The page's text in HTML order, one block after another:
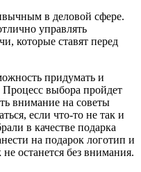
в деловой сфере.
управлять
которые ставят перед
придумать и
Процесс выбора пройдет
внимание на советы
если что-то не так и
в качестве подарка
на подарок логотип и
останется без внимания.